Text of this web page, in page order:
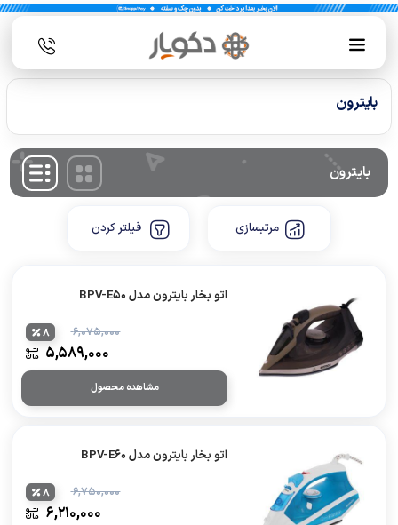
بایترون
بایترون
مرتبسازی فیلتر کردن
اتو بخار بایترون مدل BPV-E50
۶,۰۷۵,۰۰۰
۵,۵۸۹,۰۰۰
8
مشاهده محصول
اتو بخار بایترون مدل BPV-E60
۶,۷۵۰,۰۰۰
۶,۲۱۰,۰۰۰
8